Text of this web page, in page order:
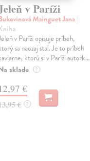
v Paríži
Mainguet Jana|
v Paríži opisuje príbeh,
sa naozaj stal. Je to príbeh
ktorú si v Paríži autork...
sklade ?
€
€ ?